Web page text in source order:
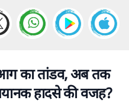
का तांडव, अब तक
हादसे की वजह?